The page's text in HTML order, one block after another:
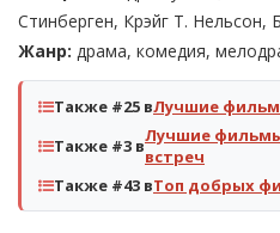
Стинберген, Крэйг Т. Нельсон,
Жанр: драма, комедия,
Также #25 вЛучшие
Также #3 вЛучшие
встреч
Также #43 вТоп добрых